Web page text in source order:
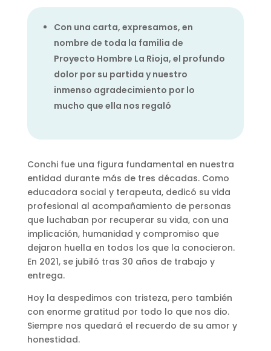
Con una carta, expresamos, en
nombre de toda la familia de
Proyecto Hombre La Rioja, el profundo
dolor por su partida y nuestro
inmenso agradecimiento por lo
mucho que ella nos regaló
Conchi fue una figura fundamental en nuestra
entidad durante más de tres décadas. Como
educadora social y terapeuta, dedicó su vida
profesional al acompañamiento de personas
que luchaban por recuperar su vida, con una
implicación, humanidad y compromiso que
dejaron huella en todos los que la conocieron.
En 2021, se jubiló tras 30 años de trabajo y
entrega.
Hoy la despedimos con tristeza, pero también
con enorme gratitud por todo lo que nos dio.
Siempre nos quedará el recuerdo de su amor y
honestidad.